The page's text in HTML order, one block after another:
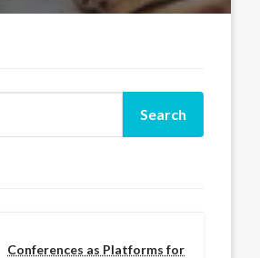
Conferences as Platforms for